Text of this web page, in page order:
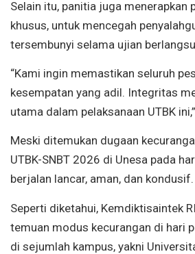
Selain itu, panitia juga menerapkan
khusus, untuk mencegah
tersembunyi selama ujian
“Kami ingin memastikan seluruh
kesempatan yang adil. Integritas
utama dalam pelaksanaan UTBK
Meski ditemukan dugaan
UTBK-SNBT 2026 di Unesa pada
berjalan lancar, aman, dan kondusif.
Seperti diketahui, Kemdiktisaintek
temuan modus kecurangan di hari
di sejumlah kampus, yakni